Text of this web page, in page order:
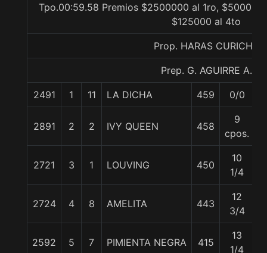
Tpo.00:59.58 Premios $2500000 al 1ro,
$125000 al 4to
Prop. HARAS CURICHE
Prep. G. AGUIRRE A.
2491 1 11 LA DICHA 459 0/0
2891 2 2 IVY QUEEN 458
9
cpos.
2721 3 1 LOUVING 450
10
1/4
2724 4 8 AMELITA 443
12
3/4
2592 5 7 PIMIENTA NEGRA 415
13
1/4